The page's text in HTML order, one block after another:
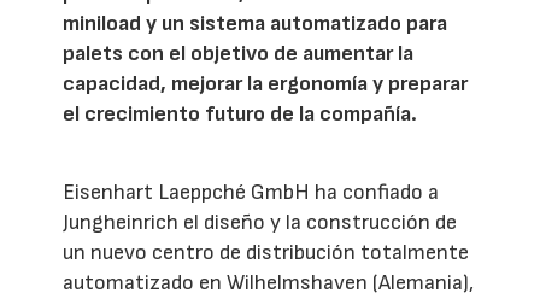
miniload y un sistema automatizado para
palets con el objetivo de aumentar la
capacidad, mejorar la ergonomía y preparar
el crecimiento futuro de la compañía.
Eisenhart Laeppché GmbH ha confiado a
Jungheinrich el diseño y la construcción de
un nuevo centro de distribución totalmente
automatizado en Wilhelmshaven (Alemania),